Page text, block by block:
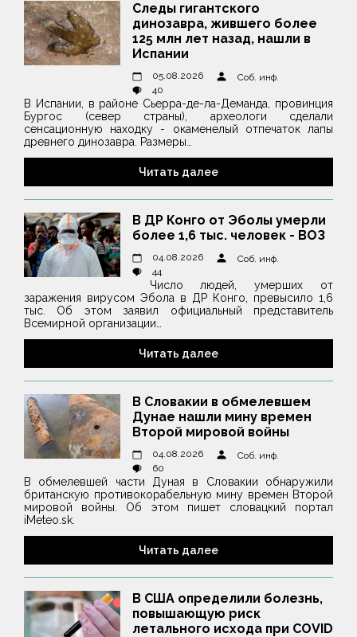
Следы гигантского
динозавра, жившего более
125 млн лет назад, нашли в
Испании
05.08.2026
Соб. инф.
40
В Испании, в районе Сьерра-де-ла-Деманда, провинция
Бургос (север страны), археологи сделали
сенсационную находку - окаменелый отпечаток лапы
древнего динозавра. Размеры…
Читать далее
В ДР Конго от Эболы умерли
более 1,6 тыс. человек - ВОЗ
04.08.2026
Соб. инф.
44
Число людей, умерших от
заражения вирусом Эбола в ДР Конго, превысило 1,6
тыс. Об этом заявил официальный представитель
Всемирной организации…
Читать далее
В Словакии в обмелевшем
Дунае нашли мину времен
Второй мировой войны
04.08.2026
Соб. инф.
60
В обмелевшей части Дуная в Словакии обнаружили
британскую противокорабельную мину времен Второй
мировой войны. Об этом пишет словацкий портал
iMeteo.sk.
Читать далее
В США определили болезнь,
повышающую риск
летального исхода при COVID